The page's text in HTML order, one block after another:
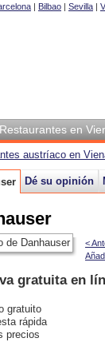
| Bilbao | Sevilla |
Restaurantes en
austríaco en
Dé su opinión
<
gratuita en
gratuito
rápida
precios